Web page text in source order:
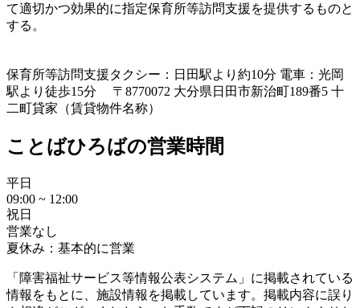
て適切かつ効果的に指定保育所等訪問支援を提供するものと
する。
保育所等訪問支援タクシー：日田駅より約10分 電車：光岡
駅より徒歩15分 〒8770072 大分県日田市新治町189番5 十
二町貸家（賃貸物件名称）
ことばひろばの営業時間
平日
09:00 ~ 12:00
祝日
営業なし
夏休み：基本的に営業
「障害福祉サービス等情報公表システム」に掲載されている
情報をもとに、施設情報を掲載しています。掲載内容に誤り